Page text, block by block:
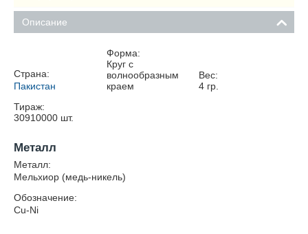
Описание
Страна:
Пакистан
Форма:
Круг с
волнообразным
краем
Вес:
4 гр.
Тираж:
30910000 шт.
Металл
Металл:
Мельхиор (медь-никель)
Обозначение:
Cu-Ni